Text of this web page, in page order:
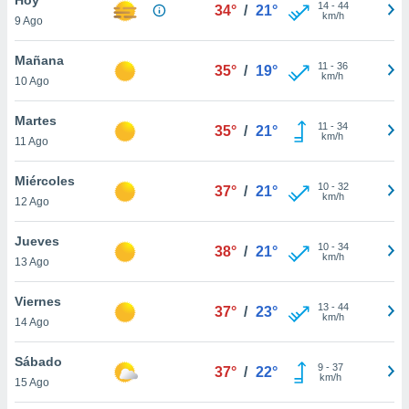
y
en
más
de
9 Ago
34° / 21° 14- 44
km/h
Mañana
10 Ago
35° / 19° 11 - 36
km/h
Martes
11 Ago
35° / 21° 11 - 34
km/h
Miércoles
12 Ago
37° / 21° 10- 32
km/h
Jueves
13 Ago
38° / 21° 10- 34
km/h
Viernes
14 Ago
37° / 23° 13- 44
km/h
Sábado
15 Ago
37° / 22° 9- 37
km/h